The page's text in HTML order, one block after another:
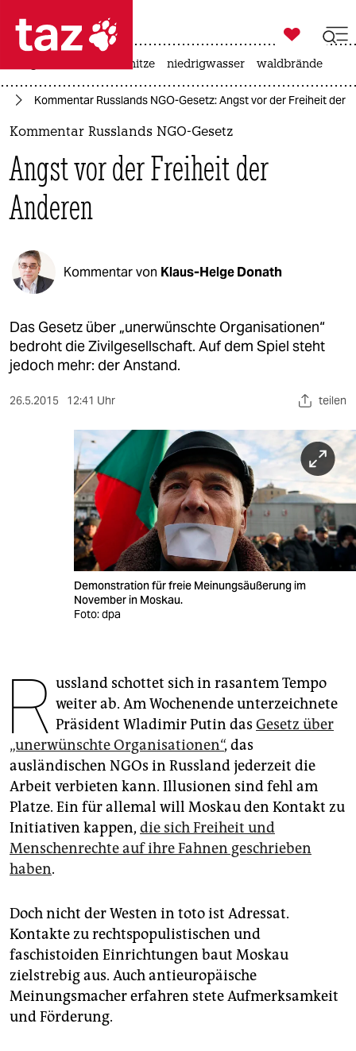
 taz zahl ich
taz zahl ich
politik
öko
gesellschaft
kultur
sport
berlin
nord
wahrheit
veranstaltungen
fragen & hilfe
unterstützen
genossenschaft
epaper login

taz zahl ich
hitze niedrigwasser waldbrände
Kommentar Russlands NGO-Gesetz: Angst vor der Freiheit der
Kommentar Russlands NGO-Gesetz
Angst vor der Freiheit der
Anderen
Kommentar von Klaus-Helge Donath
Das Gesetz über „unerwünschte Organisationen“
bedroht die Zivilgesellschaft. Auf dem Spiel steht
jedoch mehr: der Anstand.
26.5.2015 12:41 Uhr teilen
Demonstration für freie Meinungsäußerung im
November in Moskau.
Foto: dpa
R ussland schottet sich in rasantem Tempo
weiter ab. Am Wochenende unterzeichnete
Präsident Wladimir Putin das Gesetz über
„unerwünschte Organisationen“, das
ausländischen NGOs in Russland jederzeit die
Arbeit verbieten kann. Illusionen sind fehl am
Platze. Ein für allemal will Moskau den Kontakt zu
Initiativen kappen, die sich Freiheit und
Menschenrechte auf ihre Fahnen geschrieben
haben.
Doch nicht der Westen in toto ist Adressat.
Kontakte zu rechtspopulistischen und
faschistoiden Einrichtungen baut Moskau
zielstrebig aus. Auch antieuropäische
Meinungsmacher erfahren stete Aufmerksamkeit
und Förderung.